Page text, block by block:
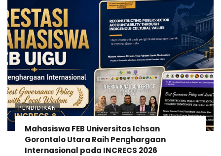
PENDIDIKAN
Mahasiswa FEB Universitas Ichsan
Gorontalo Utara Raih Penghargaan
Internasional pada INCRECS 2026